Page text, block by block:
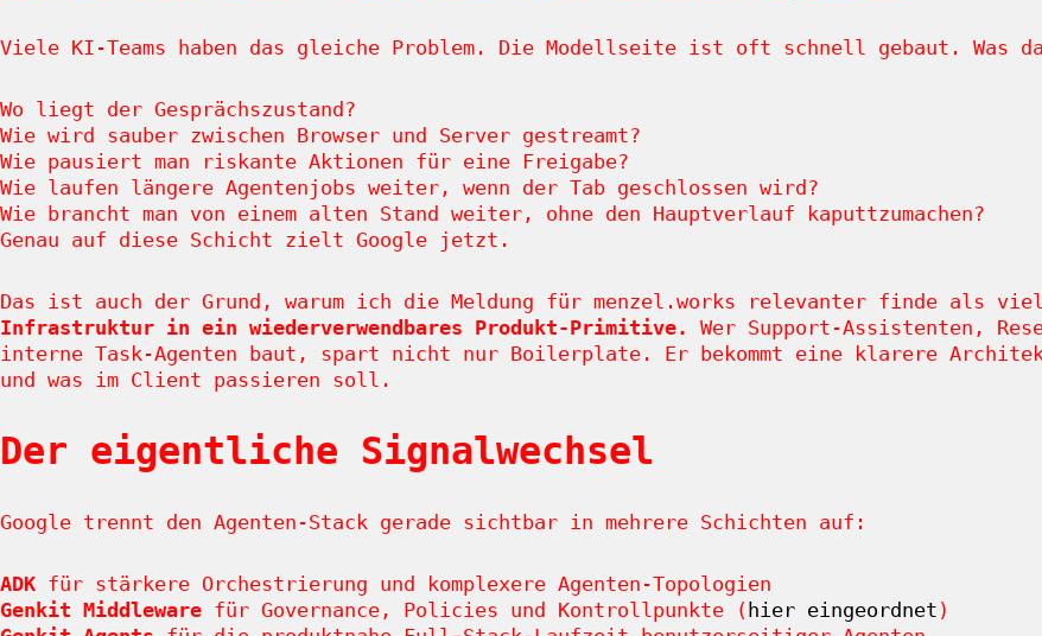
Viele KI-Teams haben das gleiche Problem. Die Modellseite ist oft schnell gebaut. Was
Wo liegt der Gesprächszustand?
Wie wird sauber zwischen Browser und Server gestreamt?
Wie pausiert man riskante Aktionen für eine Freigabe?
Wie laufen längere Agentenjobs weiter, wenn der Tab geschlossen wird?
Wie brancht man von einem alten Stand weiter, ohne den Hauptverlauf kaputtzumachen?
Genau auf diese Schicht zielt Google jetzt.
Das ist auch der Grund, warum ich die Meldung für menzel.works relevanter finde als
Infrastruktur in ein wiederverwendbares Produkt-Primitive.
Wer Support-Assistenten,
interne Task-Agenten baut, spart nicht nur Boilerplate. Er bekommt eine klarere
und was im Client passieren soll.
Der eigentliche Signalwechsel
Google trennt den Agenten-Stack gerade sichtbar in mehrere Schichten auf:
ADK für stärkere Orchestrierung und komplexere Agenten-Topologien
Genkit Middleware für Governance, Policies und Kontrollpunkte ( hier eingeordnet )